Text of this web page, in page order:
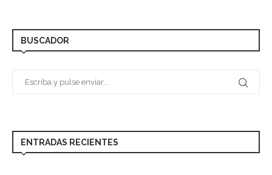
BUSCADOR
ENTRADAS RECIENTES